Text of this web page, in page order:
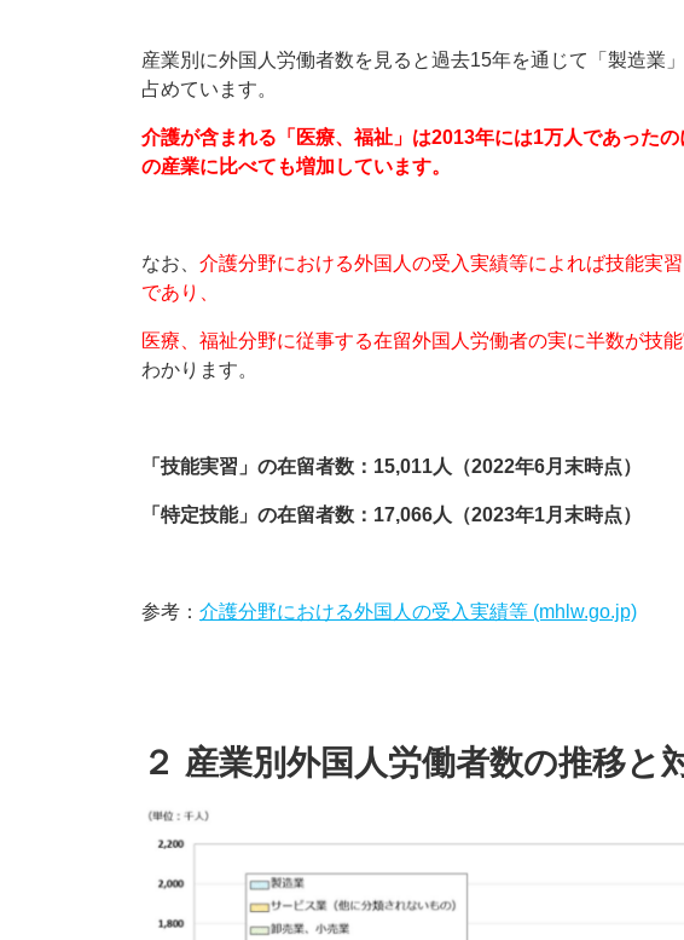
産業別に外国人労働者数を見ると過去15年を通じて「製造業
占めています。
介護が含まれる「医療、福祉」は2013年には1万人であった
の産業に比べても増加しています。
なお、 介護分野における外国人の受入実績等によれば技能実
であり、
医療、福祉分野に従事する在留外国人労働者の実に半数が技
わかります。
「技能実習」の在留者数：15,011人（2022年6月末時点）
「特定技能」の在留者数：17,066人（2023年1月末時点）
参考： 介護分野における外国人の受入実績等 (mhlw.go.jp)
２ 産業別外国人労働者数の推移と